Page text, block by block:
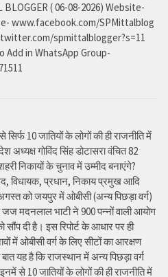
( 06-08-2026) Website-
www.facebook.com/SPMittalblog
spmittalblogger?s=11
in WhatsApp Group-
10 जातियों के लोगों की ही राजनीति में
अध्यक्ष गोविंद सिंह डोटासरा वंचित 82
निकायों के चुनाव में उम्मीद बनाएंगे?
विधायक, प्रधान, निकाय प्रमुख आदि
को जयपुर में ओबीसी (अन्य पिछड़ा वर्ग)
जज मदनलाल भाटी ने 900 पन्नों वाली आयोग
सौंप दी है। इस रिपोर्ट के आधार पर ही
में ओबीसी वर्ग के लिए सीटों का आरक्षण
बात यह है कि राजस्थान में अन्य पिछड़ा वर्ग
से 10 जातियों के लोगों की ही राजनीति में